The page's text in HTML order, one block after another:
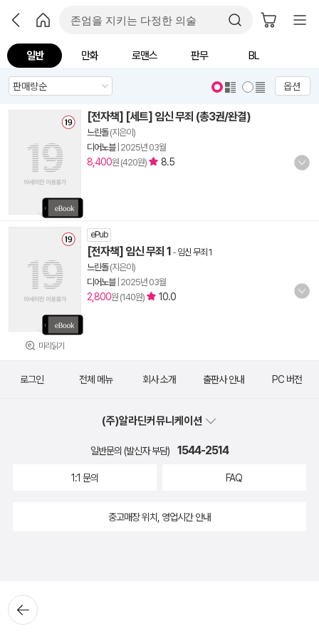
일반 만화 로맨스 판무 BL
옵션
[전자책] [세트] 임신 무죄 (총3권/완결)
느린돌(지은이)
디어노블| 2025년 03월
8,400원 (420원) 8.5
미리읽기
ePub
[전자책] 임신 무죄 1 - 임신 무죄 1
느린돌(지은이)
디어노블| 2025년 03월
2,800원 (140원) 10.0
뒤로가
기
로그인 전체 메뉴 회사 소개 출판사 안내 PC 버전
(주)알라딘커뮤니케이션
일반문의 (발신자 부담) 1544-2514
1:1 문의 FAQ
중고매장 위치, 영업시간 안내